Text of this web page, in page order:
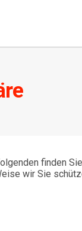
finden
wir Sie